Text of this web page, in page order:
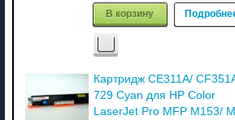
В корзину
Картридж CE311A/
729 Cyan для HP Color
LaserJet Pro MFP M153/